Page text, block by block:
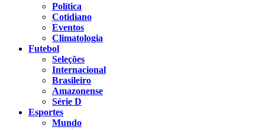
Política
Cotidiano
Eventos
Climatologia
Futebol
Seleções
Internacional
Brasileiro
Amazonense
Série D
Esportes
Mundo